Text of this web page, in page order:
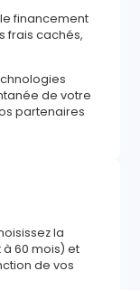
financement
frais cachés,
de votre
partenaires
la
60 mois) et
de vos